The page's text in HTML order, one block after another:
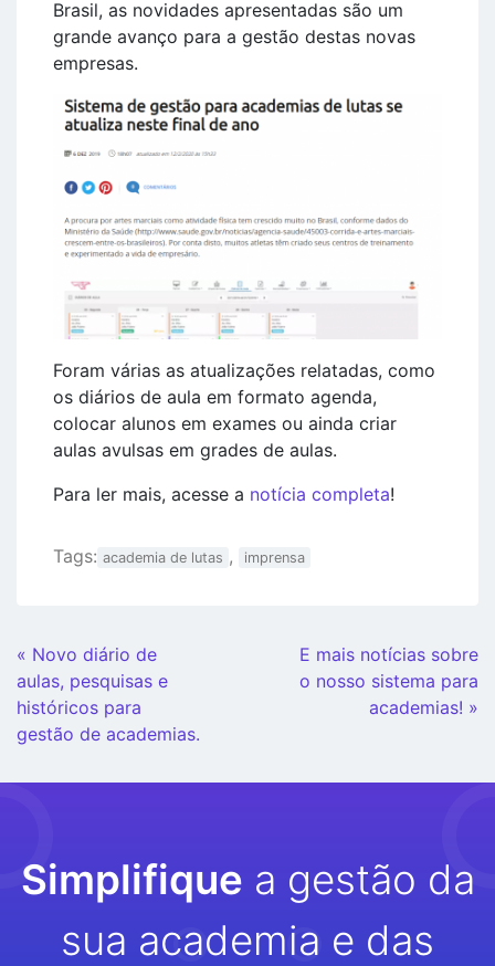
Brasil, as novidades apresentadas são um
grande avanço para a gestão destas novas
empresas.
Foram várias as atualizações relatadas, como
os diários de aula em formato agenda,
colocar alunos em exames ou ainda criar
aulas avulsas em grades de aulas.
Para ler mais, acesse a notícia completa!
Tags: academia de lutas , imprensa
Continue
Lendo
« Novo diário de
aulas, pesquisas e
históricos para
gestão de academias.
E mais notícias sobre
o nosso sistema para
academias! »
Simplifique a gestão da
sua academia e das